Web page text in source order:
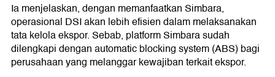
Ia menjelaskan, dengan memanfaatkan Simbara,
operasional DSI akan lebih efisien dalam melaksanakan
tata kelola ekspor. Sebab, platform Simbara sudah
dilengkapi dengan automatic blocking system (ABS) bagi
perusahaan yang melanggar kewajiban terkait ekspor.